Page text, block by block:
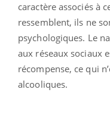
caractère associés à
ressemblent, ils ne
psychologiques. Le
aux réseaux sociaux
récompense, ce qui
alcooliques.